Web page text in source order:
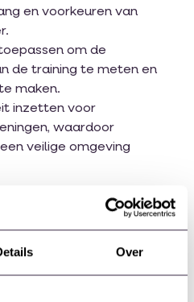
Over
en voorkeuren van
om de
de training te meten en
maken.
inzetten voor
waardoor
veilige omgeving
hoe digitale